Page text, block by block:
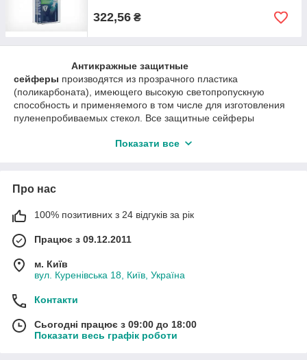
322,56 ₴
Антикражные защитные
сейферы производятся из прозрачного пластика
(поликарбоната), имеющего высокую светопропускную
способность и применяемого в том числе для изготовления
пуленепробиваемых стекол. Все защитные сейферы
увеличения прочности и защиты от ударов.
може оптимально підібрати противокражный бокс для
можна розташовувати на стелажах магазинів, так і на гачках з
Показати все
Про нас
100% позитивних з 24 відгуків за рік
Працює з 09.12.2011
м. Київ
вул. Куренівська 18, Київ, Україна
Контакти
Сьогодні працює з 09:00 до 18:00
Показати весь графік роботи